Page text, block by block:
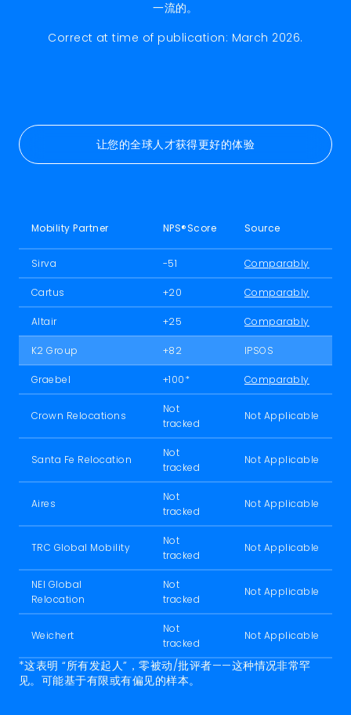
一流的。
Correct at time of publication: March 2026.
让您的全球人才获得更好的体验
Mobility Partner NPS®Score Source
Sirva -51 Comparably
Cartus +20 Comparably
Altair +25 Comparably
K2 Group +82 IPSOS
Graebel +100* Comparably
Crown Relocations
Not
tracked
Not Applicable
Santa Fe Relocation
Not
tracked
Not Applicable
Aires
Not
tracked
Not Applicable
TRC Global Mobility
Not
tracked
Not Applicable
NEI Global
Relocation
Not
tracked
Not Applicable
Weichert
Not
tracked
Not Applicable
*这表明 “所有发起人”，零被动/批评者——这种情况非常罕
见。可能基于有限或有偏见的样本。